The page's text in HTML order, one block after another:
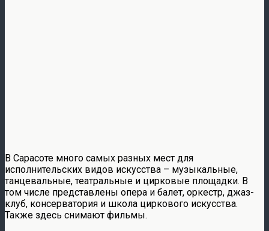
В Сарасоте много самых разных мест для
исполнительских видов искусства – музыкальные,
танцевальные, театральные и цирковые площадки. В
том числе представлены опера и балет, оркестр, джаз-
клуб, консерватория и школа циркового искусства.
Также здесь снимают фильмы.